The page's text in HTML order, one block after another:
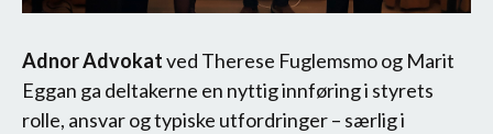
Adnor Advokatved Therese Fuglemsmo og Marit
Eggan ga deltakerne en nyttig innføring i styrets
rolle, ansvar og typiske utfordringer – særlig i